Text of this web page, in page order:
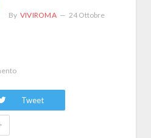
By VIVIROMA 24 Ottobre
Tweet